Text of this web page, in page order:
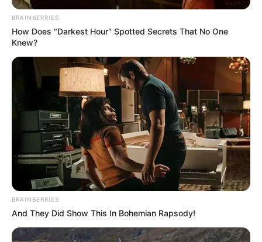
BRAINBERRIES
How Does "Darkest Hour" Spotted Secrets That No One
Knew?
BRAINBERRIES
And They Did Show This In Bohemian Rapsody!